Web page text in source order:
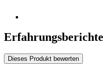
Dieses Produkt bewerten